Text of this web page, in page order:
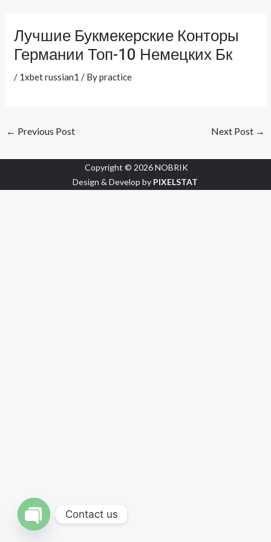
contentЛучшие Букмекерские Конторы
Германии Топ-10 Немецких Бк
/ 1xbet russian1 / Bypractice
← Previous Post Next Post →
Copyright © 2026 NOBRIK
Design & Develop by PIXELSTAT
Contact us
OPEN